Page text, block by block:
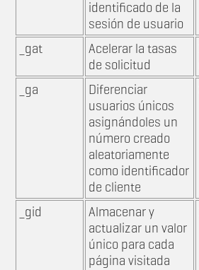
identificado de la
sesión de usuario
_gat
Acelerar la tasas
de solicitud
_ga
Diferenciar
usuarios únicos
asignándoles un
número creado
aleatoriamente
como identificador
de cliente
_gid
Almacenar y
actualizar un valor
único para cada
página visitada